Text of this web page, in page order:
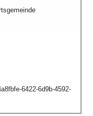
6422-6d9b-4592-